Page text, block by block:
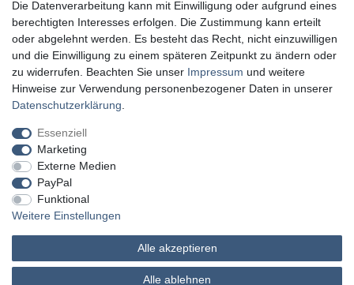
MATHES Werkzeuge und Maschinen
Die Datenverarbeitung kann mit Einwilligung oder aufgrund eines
berechtigten Interesses erfolgen. Die Zustimmung kann erteilt
oder abgelehnt werden. Es besteht das Recht, nicht einzuwilligen
und die Einwilligung zu einem späteren Zeitpunkt zu ändern oder
zu widerrufen. Beachten Sie unser Impressum und weitere
Hinweise zur Verwendung personenbezogener Daten in unserer
Daten­schutz­erklärung
Essenziell
Marketing
Externe Medien
PayPal
Funktional
Weitere Einstellungen
Alle akzeptieren
Alle ablehnen